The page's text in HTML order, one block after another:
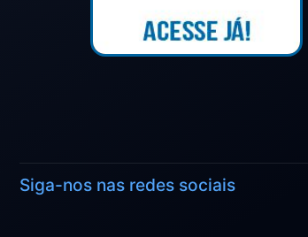
Siga-nos nas redes sociais